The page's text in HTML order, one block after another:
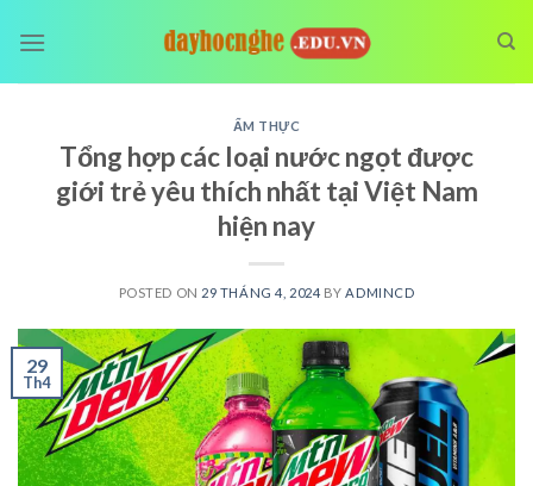
ẨM THỰC
Tổng hợp các loại nước ngọt được
giới trẻ yêu thích nhất tại Việt Nam
hiện nay
POSTED ON 29 THÁNG 4, 2024 BY ADMINCD
29
Th4